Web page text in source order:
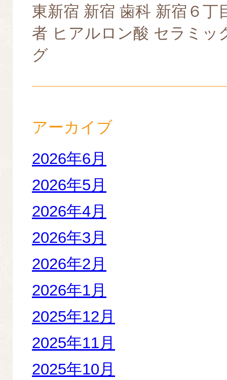
東新宿 新宿 歯科 新宿６丁
者 ヒアルロン酸 セラミッ
グ
アーカイブ
2026年6月
2026年5月
2026年4月
2026年3月
2026年2月
2026年1月
2025年12月
2025年11月
2025年10月